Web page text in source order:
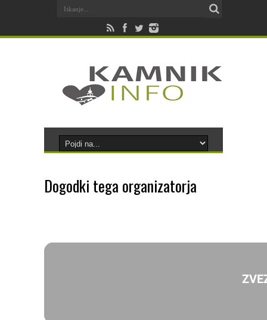
Dogodki tega organizatorja